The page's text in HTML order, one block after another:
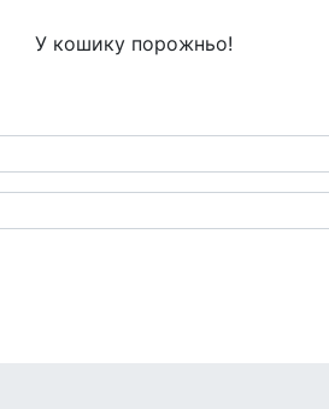
У кошику порожньо!